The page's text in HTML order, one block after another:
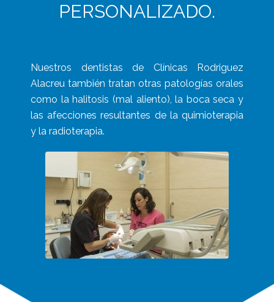
PERSONALIZADO.
Nuestros dentistas de Clínicas Rodriguez
Alacreu también tratan otras patologías orales
como la halitosis (mal aliento), la boca seca y
las afecciones resultantes de la quimioterapia
y la radioterapia.